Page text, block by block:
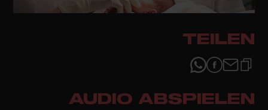
TEILEN
AUDIO ABSPIELEN